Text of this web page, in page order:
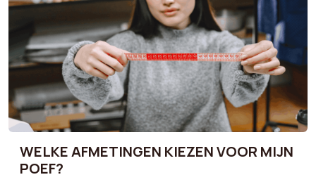
WELKE AFMETINGEN KIEZEN VOOR MIJN
POEF?